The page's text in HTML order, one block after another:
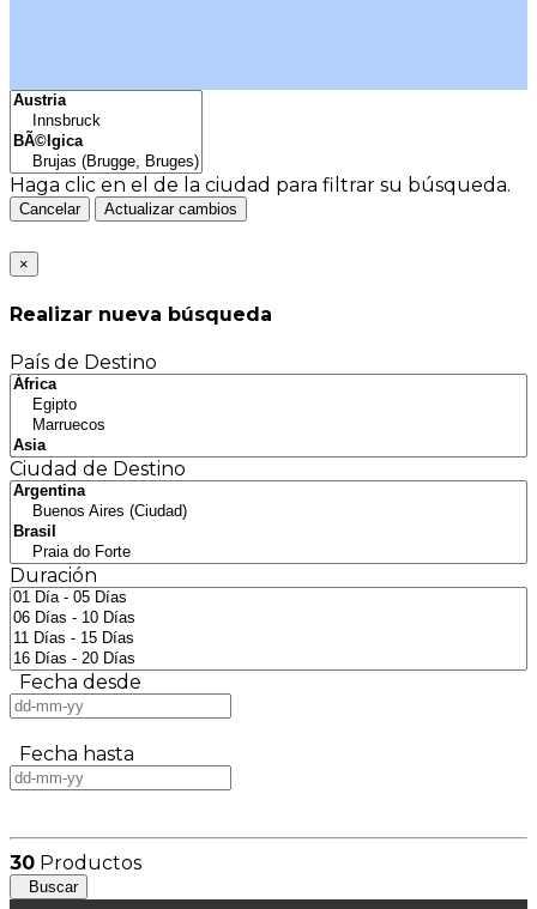
Haga clic en el de la ciudad para filtrar su búsqueda.
Cancelar Actualizar cambios
×
Realizar nueva búsqueda
País de Destino
Ciudad de Destino
Duración
Fecha desde
Fecha hasta
30 Productos
Buscar